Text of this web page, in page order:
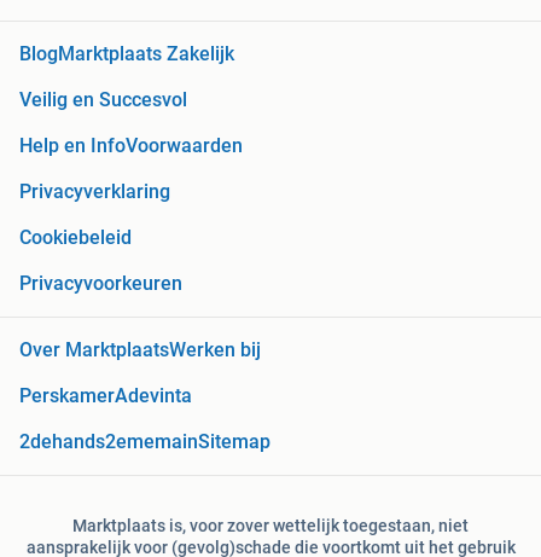
BlogMarktplaats Zakelijk
Veilig en Succesvol
Help en InfoVoorwaarden
Privacyverklaring
Cookiebeleid
Privacyvoorkeuren
Over MarktplaatsWerken bij
PerskamerAdevinta
2dehands2ememainSitemap
Marktplaats is, voor zover wettelijk toegestaan, niet
aansprakelijk voor (gevolg)schade die voortkomt uit het gebruik